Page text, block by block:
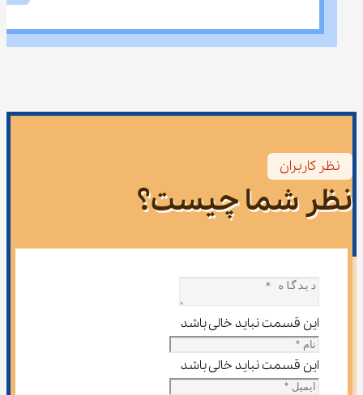
نظر کاربران
نظر شما چیست؟
این قسمت نباید خالی باشد
این قسمت نباید خالی باشد